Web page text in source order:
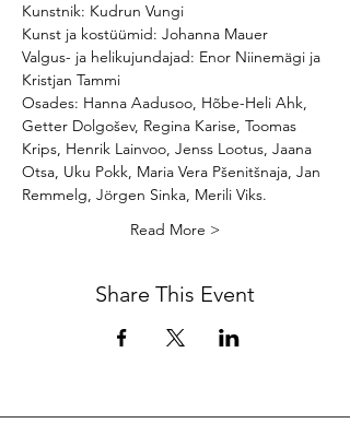
Kunstnik: Kudrun Vungi
Kunst ja kostüümid: Johanna Mauer
Valgus- ja helikujundajad: Enor Niinemägi ja
Kristjan Tammi
Osades: Hanna Aadusoo, Hõbe-Heli Ahk,
Getter Dolgošev, Regina Karise, Toomas
Krips, Henrik Lainvoo, Jenss Lootus, Jaana
Otsa, Uku Pokk, Maria Vera Pšenitšnaja, Jan
Remmelg, Jörgen Sinka, Merili Viks.
Read More >
Share This Event